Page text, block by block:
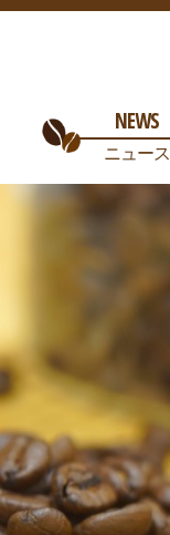
NEWS
ニュース